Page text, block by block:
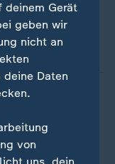
vor einer
deinem Gerät
geben wir
nicht an
deine Daten
von